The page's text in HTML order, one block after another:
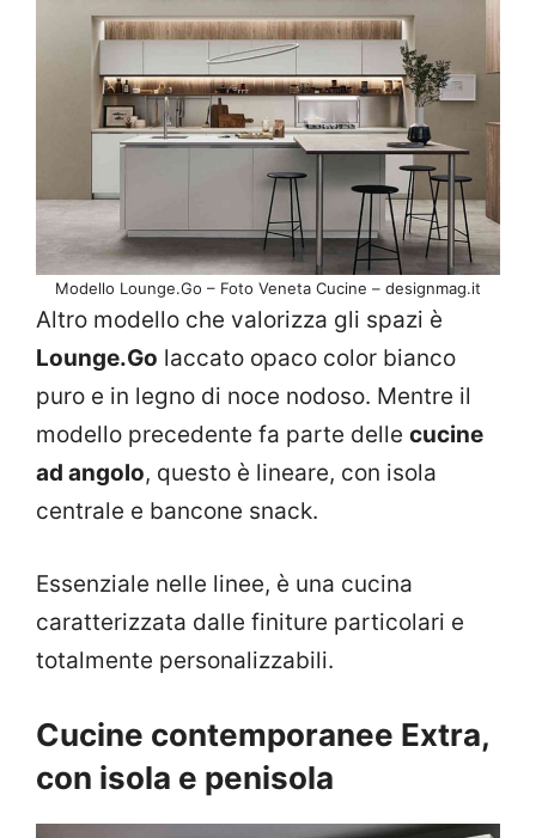
Modello Lounge.Go – Foto Veneta Cucine – designmag.it
Altro modello che valorizza gli spazi è
Lounge.Go laccato opaco color bianco
puro e in legno di noce nodoso. Mentre il
modello precedente fa parte delle cucine
ad angolo, questo è lineare, con isola
centrale e bancone snack.
Essenziale nelle linee, è una cucina
caratterizzata dalle finiture particolari e
totalmente personalizzabili.
Cucine contemporanee Extra,
con isola e penisola